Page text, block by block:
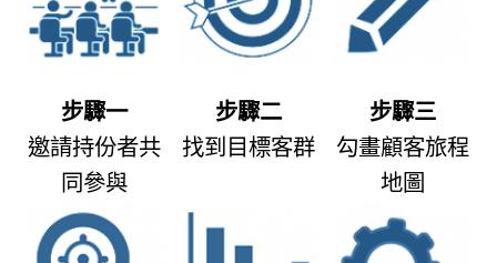
步驟一
邀請持份者共
同參與
步驟二
找到目標客群
步驟三
勾畫顧客旅程
地圖